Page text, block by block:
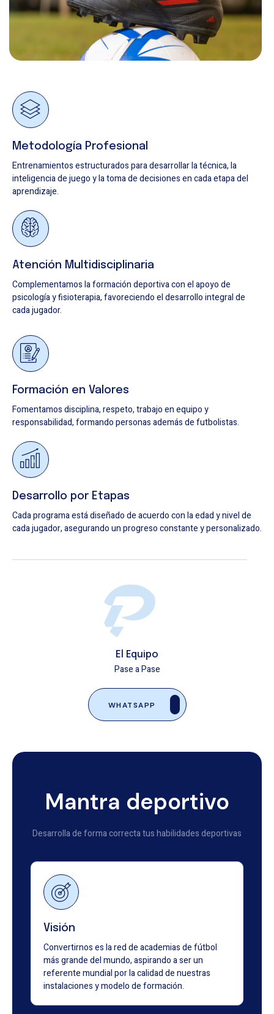
Metodología Profesional
Entrenamientos estructurados para desarrollar la técnica, la
inteligencia de juego y la toma de decisiones en cada etapa del
aprendizaje.
Atención Multidisciplinaria
Complementamos la formación deportiva con el apoyo de
psicología y fisioterapia, favoreciendo el desarrollo integral de
cada jugador.
Formación en Valores
Fomentamos disciplina, respeto, trabajo en equipo y
responsabilidad, formando personas además de futbolistas.
Desarrollo por Etapas
Cada programa está diseñado de acuerdo con la edad y nivel de
cada jugador, asegurando un progreso constante y personalizado.
El Equipo
Pase a Pase
WHATSAPP
Visión
Convertirnos es la red de academias de fútbol
más grande del mundo, aspirando a ser un
referente mundial por la calidad de nuestras
instalaciones y modelo de formación.
Mantra deportivo
Desarrolla de forma correcta tus habilidades deportivas